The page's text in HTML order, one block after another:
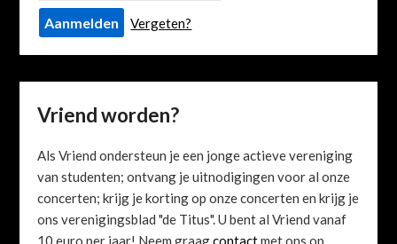
Vergeten?
Vriend worden?
Als Vriend ondersteun je een jonge actieve vereniging
van studenten; ontvang je uitnodigingen voor al onze
concerten; krijg je korting op onze concerten en krijg je
ons verenigingsblad "de Titus". U bent al Vriend vanaf
10 euro per jaar! Neem graagcontactmet ons op.